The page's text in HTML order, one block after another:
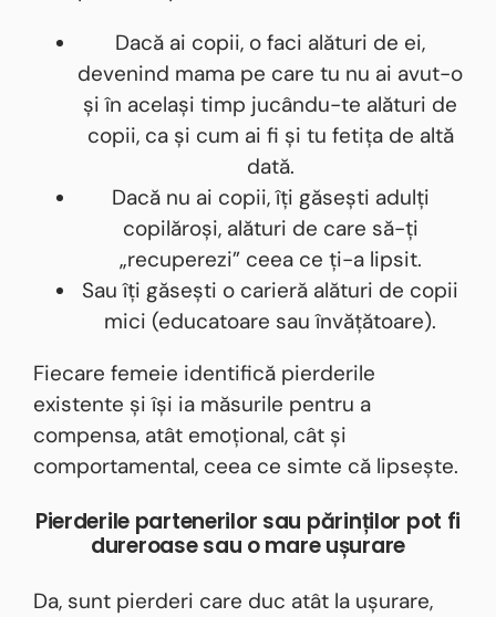
Dacă ai copii, o faci alături de ei,
devenind mama pe care tu nu ai avut-o
și în același timp jucându-te alături de
copii, ca și cum ai fi și tu fetița de altă
dată.
Dacă nu ai copii, îți găsești adulți
copilăroși, alături de care să-ți
„recuperezi” ceea ce ți-a lipsit.
Sau îți găsești o carieră alături de copii
mici (educatoare sau învățătoare).
Fiecare femeie identifică pierderile
existente și își ia măsurile pentru a
compensa, atât emoțional, cât și
comportamental, ceea ce simte că lipsește.
Pierderile partenerilor sau părinților pot fi
dureroase sau o mare ușurare
Da, sunt pierderi care duc atât la ușurare,